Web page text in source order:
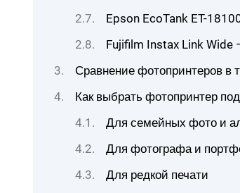
Epson EcoTank ET-
Fujifilm Instax Link Wide
Сравнение фотопринтеров в
Как выбрать фотопринтер
Для семейных фото и
Для фотографа и
Для редкой печати